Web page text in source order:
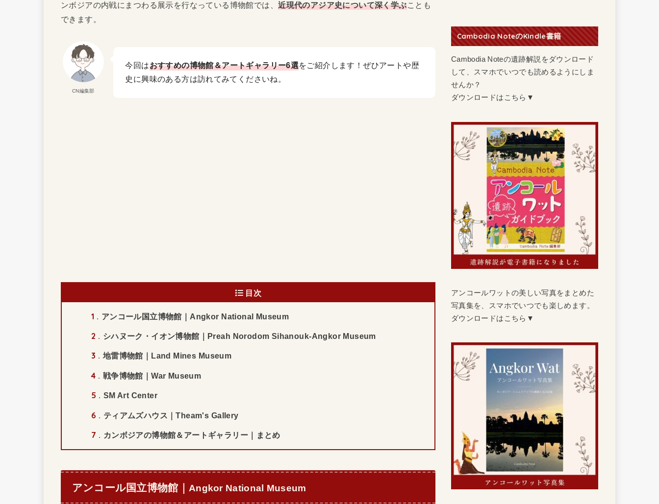
ンボジアの内戦にまつわる展示を行なっている博物館では、近現代のアジア史について深く学ぶことも
できます。
CN編集部
今回はおすすめの博物館＆アートギャラリー6選をご紹介します！ぜひアートや歴
史に興味のある方は訪れてみてくださいね。
目次
1 アンコール国立博物館｜Angkor National Museum
2 シハヌーク・イオン博物館｜Preah Norodom Sihanouk-Angkor Museum
3 地雷博物館｜Land Mines Museum
4 戦争博物館｜War Museum
5 SM Art Center
6 ティアムズハウス｜Theam's Gallery
7 カンボジアの博物館＆アートギャラリー｜まとめ
アンコール国立博物館｜ Angkor National Museum
Cambodia NoteのKindle書籍
Cambodia Noteの遺跡解説をダウンロード
して、スマホでいつでも読めるようにしま
せんか？
ダウンロードはこちら▼
アンコールワットの美しい写真をまとめた
写真集を、スマホでいつでも楽しめます。
ダウンロードはこちら▼